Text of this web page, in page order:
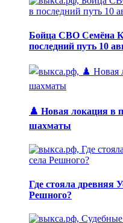
Бойца СВО Семёна
последний путь 10
♟️ Новая локация в
шахматы
Где стояла древняя
Решного?